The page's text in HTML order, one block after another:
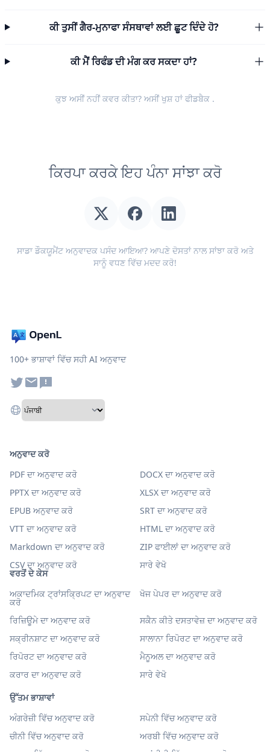
ਕੀ ਤੁਸੀਂ ਗੈਰ-ਮੁਨਾਫਾ ਸੰਸਥਾਵਾਂ ਲਈ ਛੂਟ ਦਿੰਦੇ ਹੋ?
ਕੀ ਮੈਂ ਰਿਫੰਡ ਦੀ ਮੰਗ ਕਰ ਸਕਦਾ ਹਾਂ?
ਕੁਝ ਅਸੀਂ ਨਹੀਂ ਕਵਰ ਕੀਤਾ? ਅਸੀਂ ਖੁਸ਼ ਹਾਂਫੀਡਬੈਕ .
ਕਿਰਪਾ ਕਰਕੇ ਇਹ ਪੰਨਾ ਸਾਂਝਾ ਕਰੋ
ਸਾਡਾ ਡੌਕਯੂਮੈਂਟ ਅਨੁਵਾਦਕ ਪਸੰਦ ਆਇਆ? ਆਪਣੇ ਦੋਸਤਾਂ ਨਾਲ ਸਾਂਝਾ ਕਰੋ ਅਤੇ
ਸਾਨੂੰ ਵਧਣ ਵਿੱਚ ਮਦਦ ਕਰੋ!
100+ ਭਾਸ਼ਾਵਾਂ ਵਿੱਚ ਸਹੀ AI ਅਨੁਵਾਦ
ਵਰਤੋਂ ਦੇ ਕੇਸ
ਅਕਾਦਮਿਕ ਟ੍ਰਾਂਸਕ੍ਰਿਪਟ ਦਾ ਅਨੁਵਾਦ
ਕਰੋ
ਖੋਜ ਪੇਪਰ ਦਾ ਅਨੁਵਾਦ ਕਰੋ
ਰਿਜ਼ਿਊਮੇ ਦਾ ਅਨੁਵਾਦ ਕਰੋ
ਸਕੈਨ ਕੀਤੇ ਦਸਤਾਵੇਜ਼ ਦਾ ਅਨੁਵਾਦ ਕਰੋ
ਸਕ੍ਰੀਨਸ਼ਾਟ ਦਾ ਅਨੁਵਾਦ ਕਰੋ
ਸਾਲਾਨਾ ਰਿਪੋਰਟ ਦਾ ਅਨੁਵਾਦ ਕਰੋ
ਰਿਪੋਰਟ ਦਾ ਅਨੁਵਾਦ ਕਰੋ
ਮੈਨੂਅਲ ਦਾ ਅਨੁਵਾਦ ਕਰੋ
ਕਰਾਰ ਦਾ ਅਨੁਵਾਦ ਕਰੋ
ਸਾਰੇ ਵੇਖੋ
ਉੱਤਮ ਭਾਸ਼ਾਵਾਂ
ਅੰਗਰੇਜ਼ੀ ਵਿੱਚ ਅਨੁਵਾਦ ਕਰੋ
ਸਪੇਨੀ ਵਿੱਚ ਅਨੁਵਾਦ ਕਰੋ
ਚੀਨੀ ਵਿੱਚ ਅਨੁਵਾਦ ਕਰੋ
ਅਰਬੀ ਵਿੱਚ ਅਨੁਵਾਦ ਕਰੋ
ਅਨੁਵਾਦ ਕਰੋ
PDF ਦਾ ਅਨੁਵਾਦ ਕਰੋ
DOCX ਦਾ ਅਨੁਵਾਦ ਕਰੋ
PPTX ਦਾ ਅਨੁਵਾਦ ਕਰੋ
XLSX ਦਾ ਅਨੁਵਾਦ ਕਰੋ
EPUB ਅਨੁਵਾਦ ਕਰੋ
SRT ਦਾ ਅਨੁਵਾਦ ਕਰੋ
VTT ਦਾ ਅਨੁਵਾਦ ਕਰੋ
HTML ਦਾ ਅਨੁਵਾਦ ਕਰੋ
Markdown ਦਾ ਅਨੁਵਾਦ ਕਰੋ
ZIP ਫਾਈਲਾਂ ਦਾ ਅਨੁਵਾਦ ਕਰੋ
CSV ਦਾ ਅਨੁਵਾਦ ਕਰੋ
ਸਾਰੇ ਵੇਖੋ